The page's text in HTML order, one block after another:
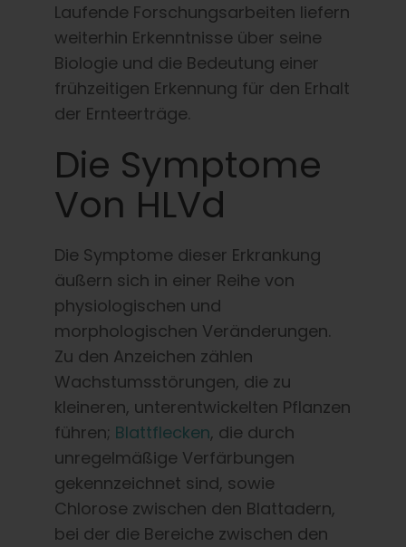
Laufende Forschungsarbeiten liefern
weiterhin Erkenntnisse über seine
Biologie und die Bedeutung einer
frühzeitigen Erkennung für den Erhalt
der Ernteerträge.
Die Symptome
Von HLVd
Die Symptome dieser Erkrankung
äußern sich in einer Reihe von
physiologischen und
morphologischen Veränderungen.
Zu den Anzeichen zählen
Wachstumsstörungen, die zu
kleineren, unterentwickelten Pflanzen
führen; Blattflecken, die durch
unregelmäßige Verfärbungen
gekennzeichnet sind, sowie
Chlorose zwischen den Blattadern,
bei der die Bereiche zwischen den